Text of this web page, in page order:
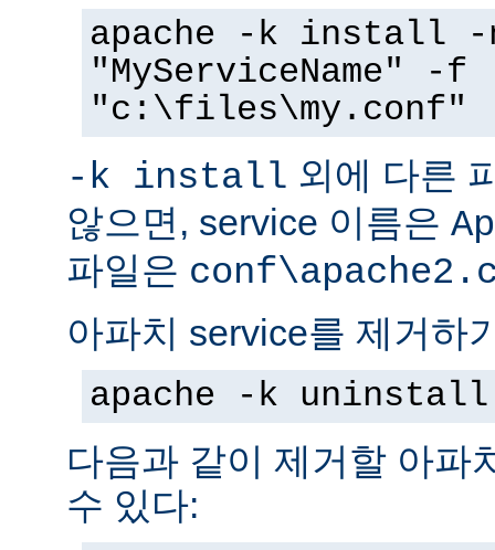
apache -k install -
"MyServiceName" -f
"c:\files\my.conf"
-k install 외에 다른
않으면, service 이름은
파일은
아파치 service를 제거하
apache -k uninstall
다음과 같이 제거할 아파
수 있다: